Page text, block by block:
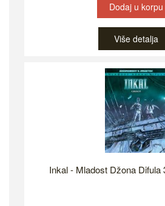
Dodaj u korpu
Više detalja
Inkal - Mladost Džona Difula